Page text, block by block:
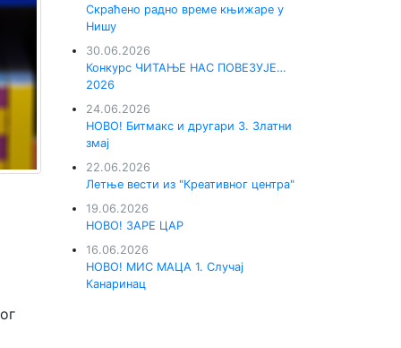
Скраћено радно време књижаре у
Нишу
30.06.2026
Конкурс ЧИТАЊЕ НАС ПОВЕЗУЈЕ…
2026
24.06.2026
НОВО! Битмакс и другари 3. Златни
змај
22.06.2026
Летње вести из "Креативног центра"
19.06.2026
НОВО! ЗАРЕ ЦАР
16.06.2026
НОВО! МИС МАЦА 1. Случај
Канаринац